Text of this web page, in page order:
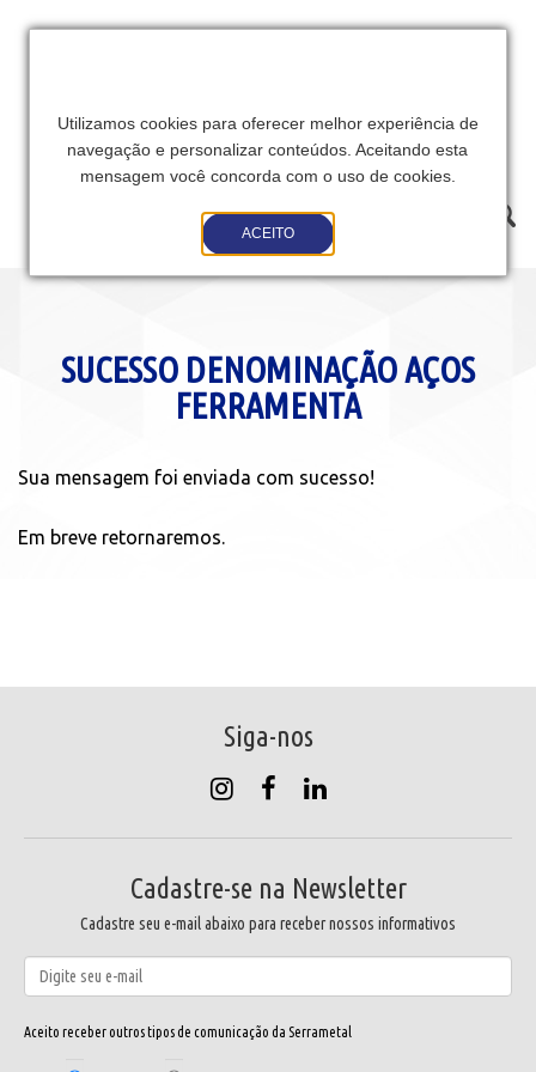
Utilizamos cookies para oferecer melhor experiência de
navegação e personalizar conteúdos. Aceitando esta
mensagem você concorda com o uso de cookies.
ACEITO
Toggle
navigation
SUCESSO DENOMINAÇÃO AÇOS
FERRAMENTA
Sua mensagem foi enviada com sucesso!
Em breve retornaremos.
Siga-nos
Cadastre-se na Newsletter
Cadastre seu e-mail abaixo para receber nossos informativos
Aceito receber outros tipos de comunicação da Serrametal